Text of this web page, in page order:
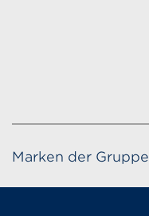
Marken der Gruppe